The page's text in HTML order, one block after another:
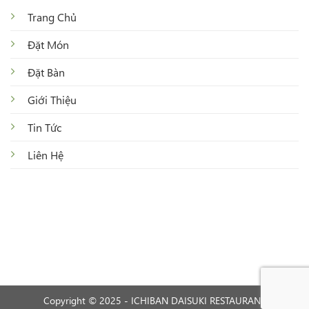
Trang Chủ
Đặt Món
Đặt Bàn
Giới Thiệu
Tin Tức
Liên Hệ
Copyright © 2025 - ICHIBAN DAISUKI RESTAURANT